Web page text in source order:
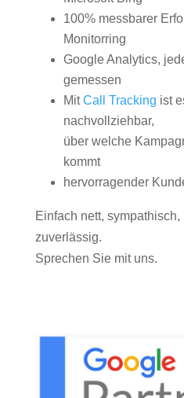
100% messbarer
Monitorring
Google Analytics,
gemessen
MitCall Tracking ist
nachvollziehbar,
über welche
kommt
hervorragender
Einfach nett, sympathisch,
zuverlässig.
Sprechen Sie mit uns.